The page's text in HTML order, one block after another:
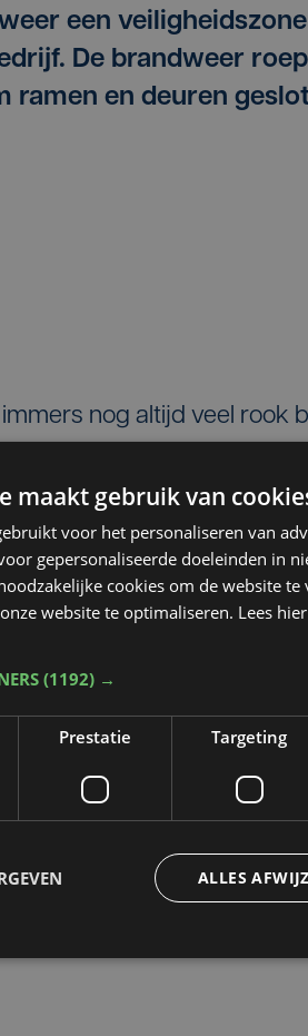
een
De brandweer
ramen en deuren
nog altijd veel rook
voor burgers en
is er donderdag
wat
om gevaarlijke stoffen.
gesloten te houden
is donderdag niet
woensdagavond
chemische
er gevaarlijke stoffen
bedrijf maakt
andere batterijen, inkt
maakt gebruik van
voor het personaliseren van
gepersonaliseerde doeleinden in
cookies om de website
website te optimaliseren. Lees
(1192) →
Prestatie Targeting
ALLES